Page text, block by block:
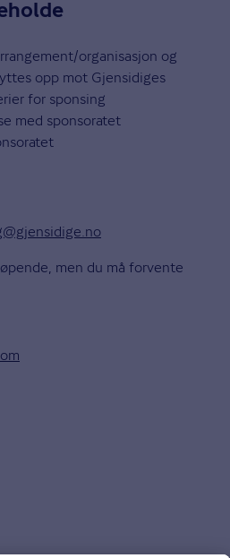
organisasjon og
opp mot Gjensidiges
for sponsing
med sponsoratet
men du må forvente